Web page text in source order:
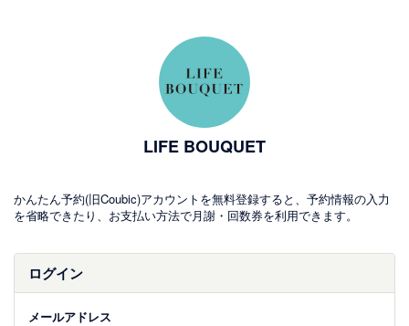
LIFE BOUQUET
かんたん予約(旧Coubic)アカウントを無料登録すると、予約情報の入力
を省略できたり、お支払い方法で月謝・回数券を利用できます。
ログイン
メールアドレス